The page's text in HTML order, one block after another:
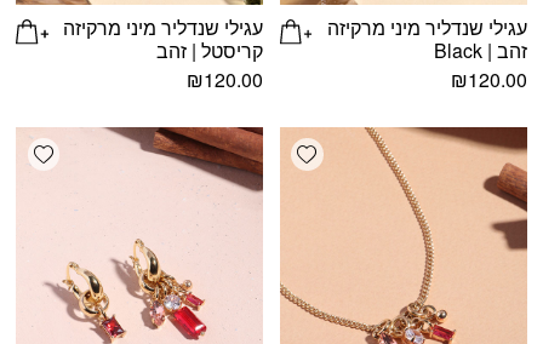
עגילי שנדליר מיני מרקיזה
זהב | Black
₪120.00
עגילי שנדליר מיני מרקיזה
קריסטל | זהב
₪120.00
Add wishlist